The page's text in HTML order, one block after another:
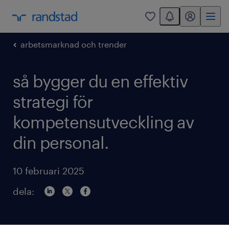
0
You have 0
mitt randstad
arbetsmarknad och trender
så bygger du en effektiv
strategi för
kompetensutveckling av
din personal.
10 februari 2025
dela: